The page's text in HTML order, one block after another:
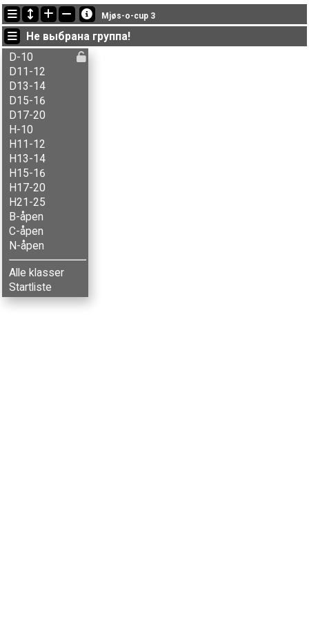
Последние обновления
19:37:03: Håkon D-Hofseth (C-åpen) got new status: dns
19:33:58: Synne Eriksfallet (D13-14
19:32:46: Ivan C. N-Djuve (H15-16) финишировал с результатом 79:33 (5)
Mjøs-o-cup 3
Не выбрана группа!
D-10
D11-12
D13-14
D15-16
D17-20
H-10
H11-12
H13-14
H15-16
H17-20
H21-25
B-åpen
C-åpen
N-åpen
Alle klasser
Startliste